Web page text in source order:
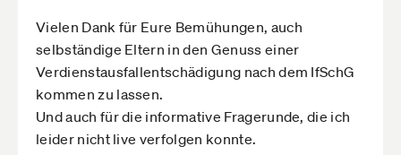
Vielen Dank für Eure Bemühungen, auch
selbständige Eltern in den Genuss einer
Verdienstausfallentschädigung nach dem IfSchG
kommen zu lassen.
Und auch für die informative Fragerunde, die ich
leider nicht live verfolgen konnte.